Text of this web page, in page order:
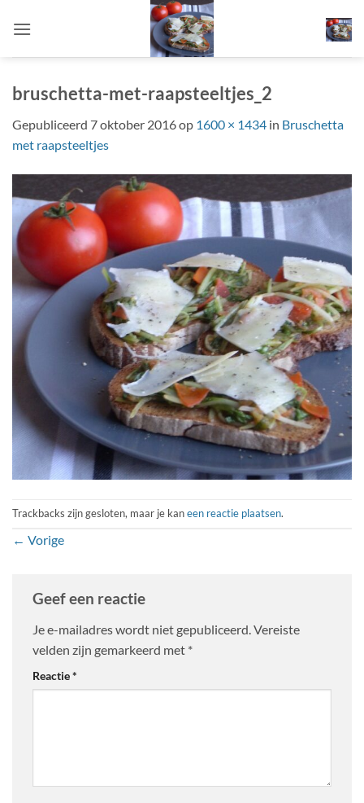
naar
bruschetta-met-raapsteeltjes_2
Gepubliceerd 7 oktober 2016op 1600 × 1434 in Bruschetta
met raapsteeltjes
Trackbacks zijn gesloten, maar je kaneen reactie plaatsen.
← Vorige
Geef een reactie
Je e-mailadres wordt niet gepubliceerd. Vereiste
velden zijn gemarkeerd met *
Reactie*